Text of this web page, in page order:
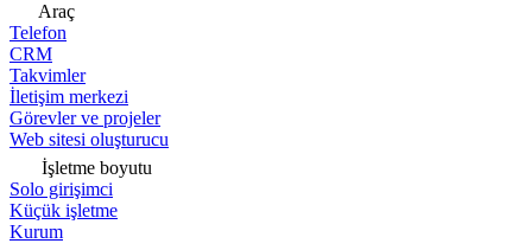
Araç
Telefon
CRM
Takvimler
İletişim merkezi
Görevler ve projeler
Web sitesi oluşturucu
İşletme boyutu
Solo girişimci
Küçük işletme
Kurum